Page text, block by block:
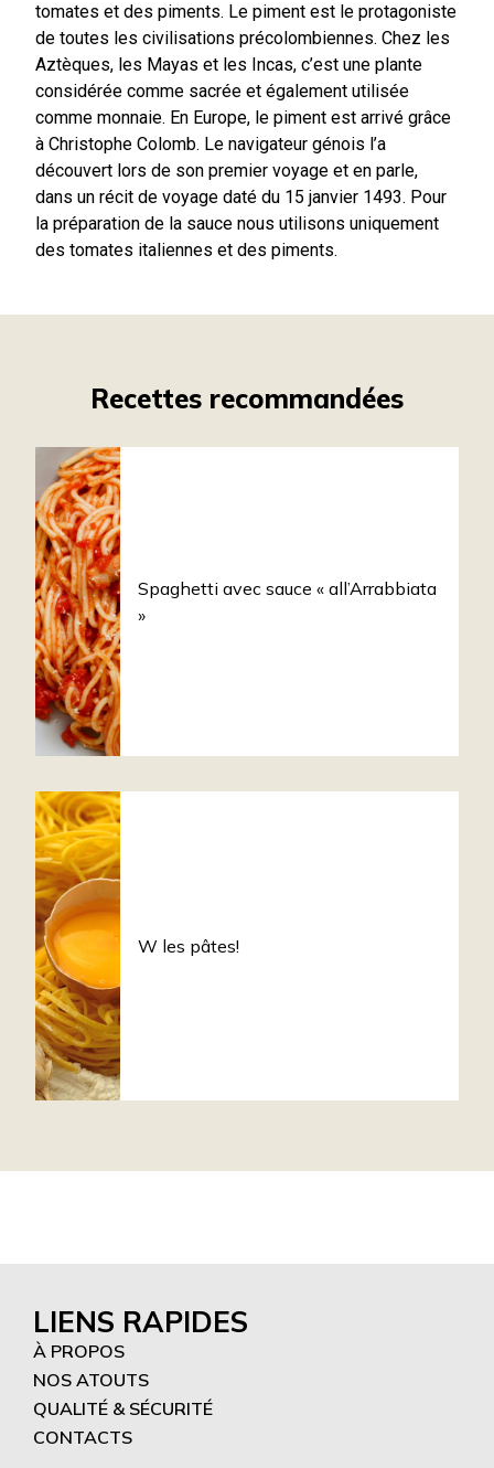
tomates et des piments. Le piment est le protagoniste
de toutes les civilisations précolombiennes. Chez les
Aztèques, les Mayas et les Incas, c’est une plante
considérée comme sacrée et également utilisée
comme monnaie. En Europe, le piment est arrivé grâce
à Christophe Colomb. Le navigateur génois l’a
découvert lors de son premier voyage et en parle,
dans un récit de voyage daté du 15 janvier 1493. Pour
la préparation de la sauce nous utilisons uniquement
des tomates italiennes et des piments.
Recettes recommandées
Spaghetti avec sauce « all’Arrabbiata
»
W les pâtes!
LIENS RAPIDES
À PROPOS
NOS ATOUTS
QUALITÉ & SÉCURITÉ
CONTACTS